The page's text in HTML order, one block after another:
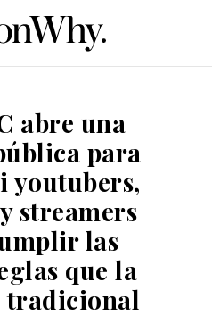
abre una
para
youtubers,
streamers
las
que la
tradicional